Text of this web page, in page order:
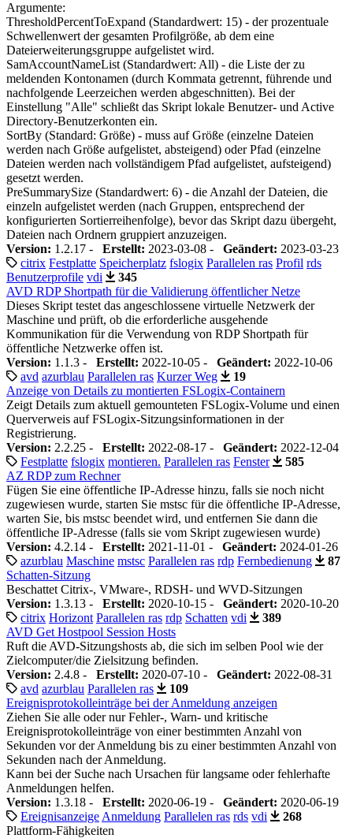
Argumente:
ThresholdPercentToExpand (Standardwert: 15) - der prozentuale
Schwellenwert der gesamten Profilgröße, ab dem eine
Dateierweiterungsgruppe aufgelistet wird.
SamAccountNameList (Standardwert: All) - die Liste der zu
meldenden Kontonamen (durch Kommata getrennt, führende und
nachfolgende Leerzeichen werden abgeschnitten). Bei der
Einstellung "Alle" schließt das Skript lokale Benutzer- und Active
Directory-Benutzerkonten ein.
SortBy (Standard: Größe) - muss auf Größe (einzelne Dateien
werden nach Größe aufgelistet, absteigend) oder Pfad (einzelne
Dateien werden nach vollständigem Pfad aufgelistet, aufsteigend)
gesetzt werden.
PreSummarySize (Standardwert: 6) - die Anzahl der Dateien, die
einzeln aufgelistet werden (nach Gruppen, entsprechend der
konfigurierten Sortierreihenfolge), bevor das Skript dazu übergeht,
Dateien nach Ordnern gruppiert anzuzeigen.
Version: 1.2.17 - Erstellt: 2023-03-08 - Geändert: 2023-03-23
citrix Festplatte Speicherplatz fslogix Parallelen ras Profil rds
Benutzerprofile vdi
345
AVD RDP Shortpath für die Validierung öffentlicher Netze
Dieses Skript testet das angeschlossene virtuelle Netzwerk der
Maschine und prüft, ob die erforderliche ausgehende
Kommunikation für die Verwendung von RDP Shortpath für
öffentliche Netzwerke offen ist.
Version: 1.1.3 - Erstellt: 2022-10-05 - Geändert: 2022-10-06
avd azurblau Parallelen ras Kurzer Weg
19
Anzeige von Details zu montierten FSLogix-Containern
Zeigt Details zum aktuell gemounteten FSLogix-Volume und einen
Querverweis auf FSLogix-Sitzungsinformationen in der
Registrierung.
Version: 2.2.25 - Erstellt: 2022-08-17 - Geändert: 2022-12-04
Festplatte fslogix montieren. Parallelen ras Fenster
585
AZ RDP zum Rechner
Fügen Sie eine öffentliche IP-Adresse hinzu, falls sie noch nicht
zugewiesen wurde, starten Sie mstsc für die öffentliche IP-Adresse,
warten Sie, bis mstsc beendet wird, und entfernen Sie dann die
öffentliche IP-Adresse (falls sie vom Skript zugewiesen wurde)
Version: 4.2.14 - Erstellt: 2021-11-01 - Geändert: 2024-01-26
azurblau Maschine mstsc Parallelen ras rdp Fernbedienung
87
Schatten-Sitzung
Beschattet Citrix-, VMware-, RDSH- und WVD-Sitzungen
Version: 1.3.13 - Erstellt: 2020-10-15 - Geändert: 2020-10-20
citrix Horizont Parallelen ras rdp Schatten vdi
389
AVD Get Hostpool Session Hosts
Ruft die AVD-Sitzungshosts ab, die sich im selben Pool wie der
Zielcomputer/die Zielsitzung befinden.
Version: 2.4.8 - Erstellt: 2020-07-10 - Geändert: 2022-08-31
avd azurblau Parallelen ras
109
Ereignisprotokolleinträge bei der Anmeldung anzeigen
Ziehen Sie alle oder nur Fehler-, Warn- und kritische
Ereignisprotokolleinträge von einer bestimmten Anzahl von
Sekunden vor der Anmeldung bis zu einer bestimmten Anzahl von
Sekunden nach der Anmeldung.
Kann bei der Suche nach Ursachen für langsame oder fehlerhafte
Anmeldungen helfen.
Version: 1.3.18 - Erstellt: 2020-06-19 - Geändert: 2020-06-19
Ereignisanzeige Anmeldung Parallelen ras rds vdi
268
Plattform-Fähigkeiten